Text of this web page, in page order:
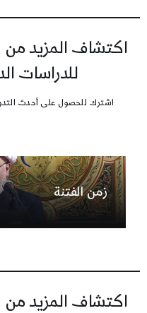
اكتشاف المزيد من
للدراسات
اشترك للحصول على أحدث
زمن الفتنة
اكتشاف المزيد من